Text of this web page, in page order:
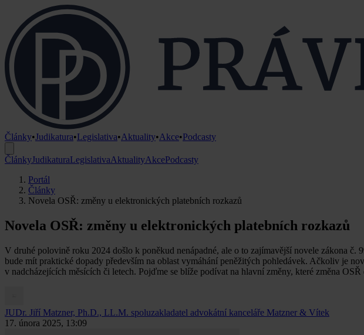
Články•Judikatura•Legislativa•Aktuality•Akce•Podcasty
ČlánkyJudikaturaLegislativaAktualityAkcePodcasty
Portál
Články
Novela OSŘ: změny u elektronických platebních rozkazů
Novela OSŘ: změny u elektronických platebních rozkazů
V druhé polovině roku 2024 došlo k poněkud nenápadné, ale o to zajímavější novele zákona č.
bude mít praktické dopady především na oblast vymáhání peněžitých pohledávek. Ačkoliv je
v nadcházejících měsících či letech. Pojďme se blíže podívat na hlavní změny, které změna
JUDr. Jiří Matzner, Ph.D., LL.M. spoluzakladatel advokátní kanceláře Matzner & Vítek
17. února 2025, 13:09